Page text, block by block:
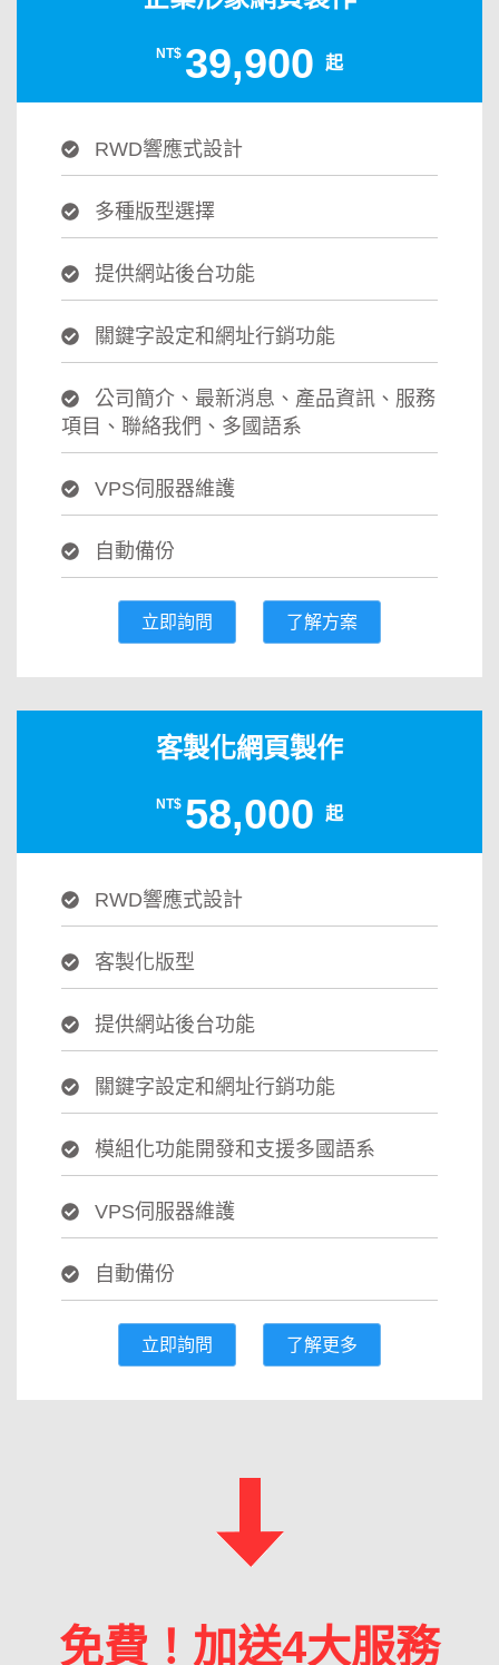
NT$ 39,900 起
RWD響應式設計
多種版型選擇
提供網站後台功能
關鍵字設定和網址行銷功能
公司簡介、最新消息、產品資訊、服務
項目、聯絡我們、多國語系
VPS伺服器維護
自動備份
立即詢問 了解方案
客製化網頁製作
NT$ 58,000 起
RWD響應式設計
客製化版型
提供網站後台功能
關鍵字設定和網址行銷功能
模組化功能開發和支援多國語系
VPS伺服器維護
自動備份
立即詢問 了解更多
免費！加送4大服務